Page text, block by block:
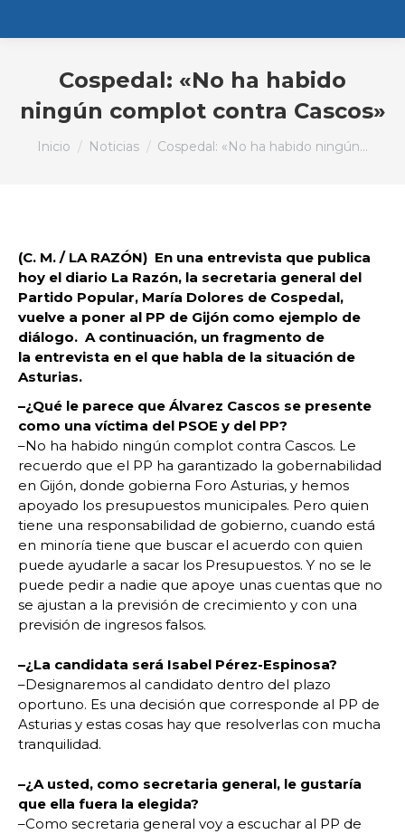
Cospedal: «No ha habido
ningún complot contra Cascos»
Estás aquí:
Inicio Noticias Cospedal: «No ha habido ningún…
(C. M. / LA RAZÓN) En una entrevista que publica
hoy el diario La Razón, la secretaria general del
Partido Popular, María Dolores de Cospedal,
vuelve a poner al PP de Gijón como ejemplo de
diálogo. A continuación, un fragmento de
la entrevista en el que habla de la situación de
Asturias.
–¿Qué le parece que Álvarez Cascos se presente
como una víctima del PSOE y del PP?
–No ha habido ningún complot contra Cascos. Le
recuerdo que el PP ha garantizado la gobernabilidad
en Gijón, donde gobierna Foro Asturias, y hemos
apoyado los presupuestos municipales. Pero quien
tiene una responsabilidad de gobierno, cuando está
en minoría tiene que buscar el acuerdo con quien
puede ayudarle a sacar los Presupuestos. Y no se le
puede pedir a nadie que apoye unas cuentas que no
se ajustan a la previsión de crecimiento y con una
previsión de ingresos falsos.
–¿La candidata será Isabel Pérez-Espinosa?
–Designaremos al candidato dentro del plazo
oportuno. Es una decisión que corresponde al PP de
Asturias y estas cosas hay que resolverlas con mucha
tranquilidad.
–¿A usted, como secretaria general, le gustaría
que ella fuera la elegida?
–Como secretaria general voy a escuchar al PP de